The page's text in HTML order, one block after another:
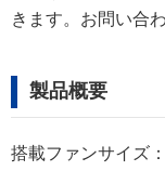
きます。お問い合
製品概要
搭載ファンサイズ